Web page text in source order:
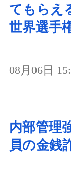
てもらえ
世界選手
08月06日
内部管理
員の金銭